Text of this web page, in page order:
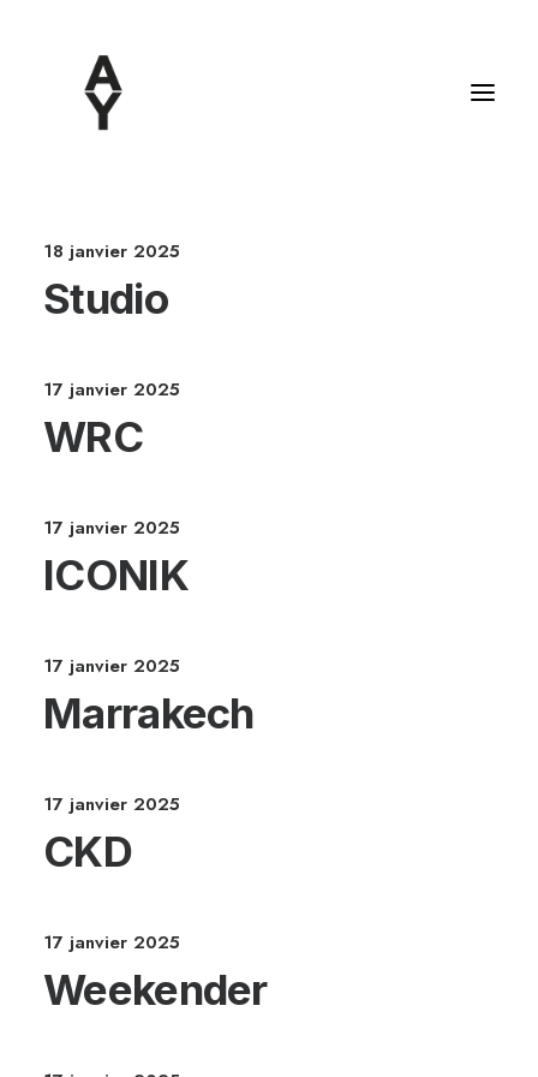
27 mars 2025
18 janvier 2025
Studio
17 janvier 2025
WRC
17 janvier 2025
ICONIK
17 janvier 2025
Marrakech
17 janvier 2025
CKD
17 janvier 2025
Weekender